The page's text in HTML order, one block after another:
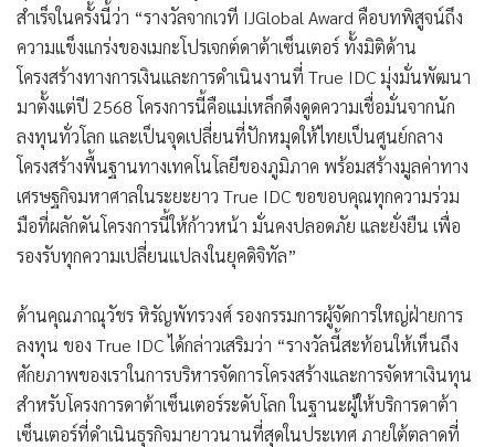
สำเร็จในครั้งนี้ว่า “รางวัลจากเวที IJGlobal Award คือบทพิสูจน์ถึง
ความแข็งแกร่งของเมกะโปรเจกต์ดาต้าเซ็นเตอร์ ทั้งมิติด้าน
โครงสร้างทางการเงินและการดำเนินงานที่ True IDC มุ่งมั่นพัฒนา
มาตั้งแต่ปี 2568 โครงการนี้คือแม่เหล็กดึงดูดความเชื่อมั่นจากนัก
ลงทุนทั่วโลก และเป็นจุดเปลี่ยนที่ปักหมุดให้ไทยเป็นศูนย์กลาง
โครงสร้างพื้นฐานทางเทคโนโลยีของภูมิภาค พร้อมสร้างมูลค่าทาง
เศรษฐกิจมหาศาลในระยะยาว True IDC ขอขอบคุณทุกความร่วม
มือที่ผลักดันโครงการนี้ให้ก้าวหน้า มั่นคงปลอดภัย และยั่งยืน เพื่อ
รองรับทุกความเปลี่ยนแปลงในยุคดิจิทัล”
ด้านคุณภาณุวัชร หิรัญพัทรวงศ์ รองกรรมการผู้จัดการใหญ่ฝ่ายการ
ลงทุน ของ True IDC ได้กล่าวเสริมว่า “รางวัลนี้สะท้อนให้เห็นถึง
ศักยภาพของเราในการบริหารจัดการโครงสร้างและการจัดหาเงินทุน
สำหรับโครงการดาต้าเซ็นเตอร์ระดับโลก ในฐานะผู้ให้บริการดาต้า
เซ็นเตอร์ที่ดำเนินธุรกิจมายาวนานที่สุดในประเทศ ภายใต้ตลาดที่